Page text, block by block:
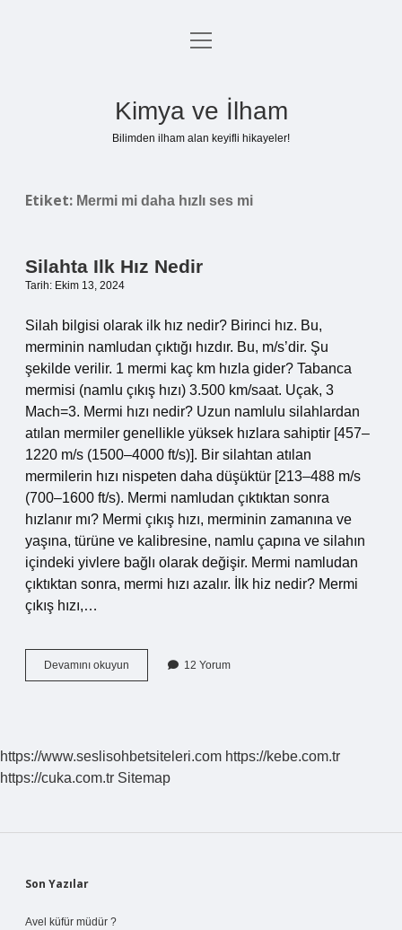
Anasayfa
menüyü
Kimya ve İlham
Bilimden ilham alan keyifli hikayeler!
Etiket: Mermi mi daha hızlı ses mi
Silahta Ilk Hız Nedir
Tarih: Ekim 13, 2024
Silah bilgisi olarak ilk hız nedir? Birinci hız. Bu,
merminin namludan çıktığı hızdır. Bu, m/s’dir. Şu
şekilde verilir. 1 mermi kaç km hızla gider? Tabanca
mermisi (namlu çıkış hızı) 3.500 km/saat. Uçak, 3
Mach=3. Mermi hızı nedir? Uzun namlulu silahlardan
atılan mermiler genellikle yüksek hızlara sahiptir [457–
1220 m/s (1500–4000 ft/s)]. Bir silahtan atılan
mermilerin hızı nispeten daha düşüktür [213–488 m/s
(700–1600 ft/s). Mermi namludan çıktıktan sonra
hızlanır mı? Mermi çıkış hızı, merminin zamanına ve
yaşına, türüne ve kalibresine, namlu çapına ve silahın
içindeki yivlere bağlı olarak değişir. Mermi namludan
çıktıktan sonra, mermi hızı azalır. İlk hiz nedir? Mermi
çıkış hızı,…
Devamını okuyun
Ilk
12 Yorum
https://www.seslisohbetsiteleri.com https://kebe.com.tr
https://cuka.com.tr Sitemap
Sidebar
Son Yazılar
Avel küfür müdür ?